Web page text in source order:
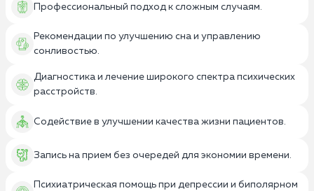
Профессиональный подход к сложным случаям.
Рекомендации по улучшению сна и управлению
сонливостью.
Диагностика и лечение широкого спектра психических
расстройств.
Содействие в улучшении качества жизни пациентов.
Запись на прием без очередей для экономии времени.
Психиатрическая помощь при депрессии и биполярном